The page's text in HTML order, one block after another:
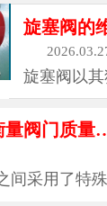
与阀座完
断，阀...
各行各业不
它默默伫立在
闭闸板来控
流量大小，
旋塞阀以
密封、广
护等优点
领域的得
发展中，
创新，旋
密封性能是衡量阀
间采用了特